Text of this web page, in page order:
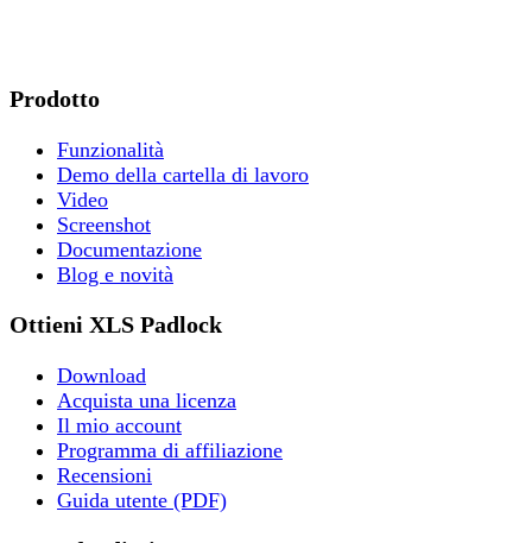
Prodotto
Funzionalità
Demo della cartella di lavoro
Video
Screenshot
Documentazione
Blog e novità
Ottieni XLS Padlock
Download
Acquista una licenza
Il mio account
Programma di affiliazione
Recensioni
Guida utente (PDF)